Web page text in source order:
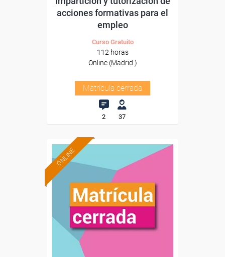
acciones formativas para el
empleo
Curso Gratuito
112 horas
Online (Madrid )
Matrícula cerrada
2 37
ONLINE